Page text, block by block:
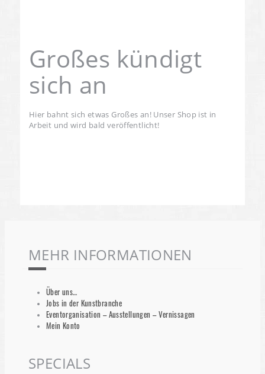
Großes kündigt
sich an
Hier bahnt sich etwas Großes an! Unser Shop ist in
Arbeit und wird bald veröffentlicht!
MEHR INFORMATIONEN
Über uns…
Jobs in der Kunstbranche
Eventorganisation – Ausstellungen – Vernissagen
Mein Konto
SPECIALS